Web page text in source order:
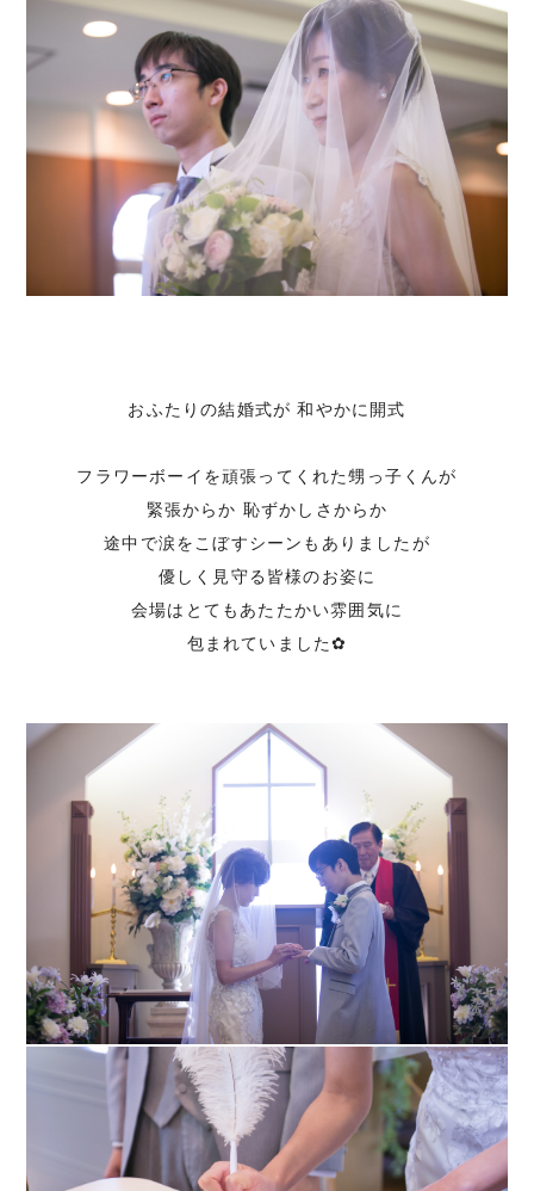
おふたりの結婚式が 和やかに開式
フラワーボーイを頑張ってくれた甥っ子くんが
緊張からか 恥ずかしさからか
途中で涙をこぼすシーンもありましたが
優しく見守る皆様のお姿に
会場はとてもあたたかい雰囲気に
包まれていました✿